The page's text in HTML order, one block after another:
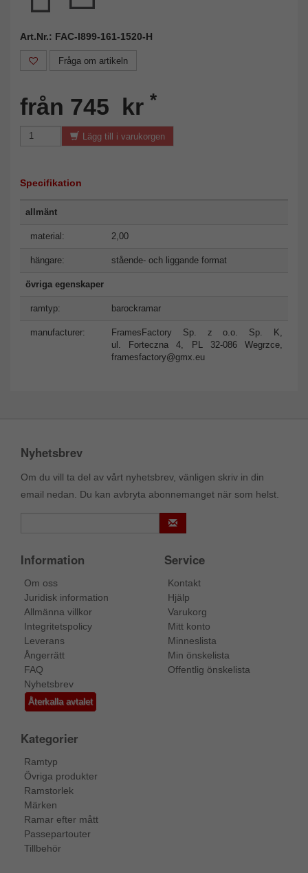
Art.Nr.: FAC-l899-161-1520-H
Fråga om artikeln
från 745 kr *
Lägg till i varukorgen
Specifikation
allmänt
material: 2,00
hängare: stående- och liggande format
övriga egenskaper
ramtyp: barockramar
manufacturer:
FramesFactory Sp. z o.o. Sp. K,
ul. Forteczna 4, PL 32-086 Wegrzce,
framesfactory@gmx.eu
Nyhetsbrev
Om du vill ta del av vårt nyhetsbrev, vänligen skriv in din
email nedan. Du kan avbryta abonnemanget när som helst.
Information
Om oss
Juridisk information
Allmänna villkor
Integritetspolicy
Leverans
Ångerrätt
FAQ
Nyhetsbrev
Återkalla avtalet
Service
Kontakt
Hjälp
Varukorg
Mitt konto
Minneslista
Min önskelista
Offentlig önskelista
Kategorier
Ramtyp
Övriga produkter
Ramstorlek
Märken
Ramar efter mått
Passepartouter
Tillbehör